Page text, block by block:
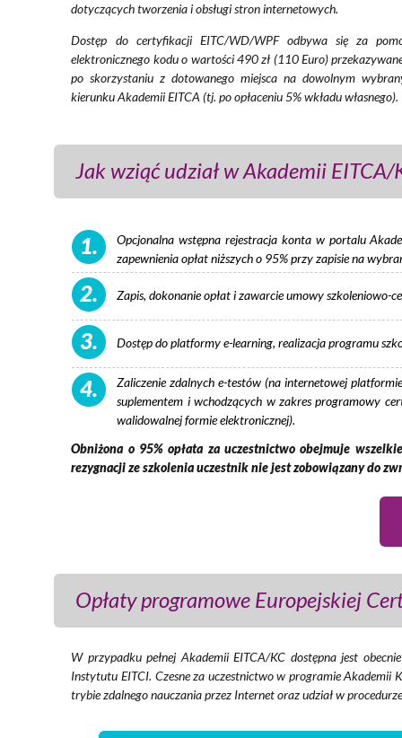
dotyczących tworzenia i obsługi stron internetowych.
Dostęp do certyfikacji EITC/WD/WPF odbywa się za
elektronicznego kodu o wartości 490 zł (110 Euro)
po skorzystaniu z dotowanego miejsca na dowolnym
kierunku Akademii EITCA (tj. po opłaceniu 5% wkładu własnego).
Jak wziąć udział w Akademii
1.
Opcjonalna wstępna rejestracja konta w portalu
zapewnienia opłat niższych o 95% przy zapisie na
2. Zapis, dokonanie opłat i zawarcie umowy
3. Dostęp do platformy e-learning, realizacja programu
4.
Zaliczenie zdalnych e-testów (na internetowej
suplementem i wchodzących w zakres programowy
walidowalnej formie elektronicznej).
Obniżona o 95% opłata za uczestnictwo obejmuje
rezygnacji ze szkolenia uczestnik nie jest zobowiązany do
Opłaty programowe Europejskiej
W przypadku pełnej Akademii EITCA/KC dostępna jest
Instytutu EITCI. Czesne za uczestnictwo w programie
trybie zdalnego nauczania przez Internet oraz udział w